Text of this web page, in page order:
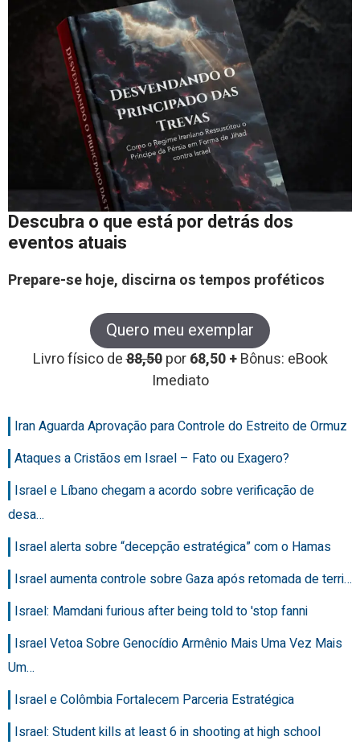
Descubra o que está por detrás dos
eventos atuais
Prepare-se hoje, discirna os tempos proféticos
Quero meu exemplar
Livro físico de88,50 por68,50 +Bônus: eBook
Imediato
Iran Aguarda Aprovação para Controle do Estreito de Ormuz
Ataques a Cristãos em Israel – Fato ou Exagero?
Israel e Líbano chegam a acordo sobre verificação de
desa…
Israel alerta sobre “decepção estratégica” com o Hamas
Israel aumenta controle sobre Gaza após retomada de terri…
Israel: Mamdani furious after being told to 'stop fanni
Israel Vetoa Sobre Genocídio Armênio Mais Uma Vez Mais
Um…
Israel e Colômbia Fortalecem Parceria Estratégica
Israel: Student kills at least 6 in shooting at high school